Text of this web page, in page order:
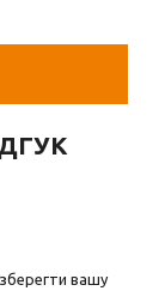
вашу